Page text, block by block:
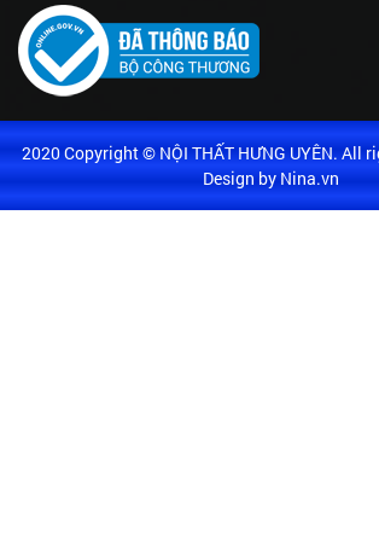
2020 Copyright © NỘI THẤT HƯNG UYÊN. All
Design by Nina.vn